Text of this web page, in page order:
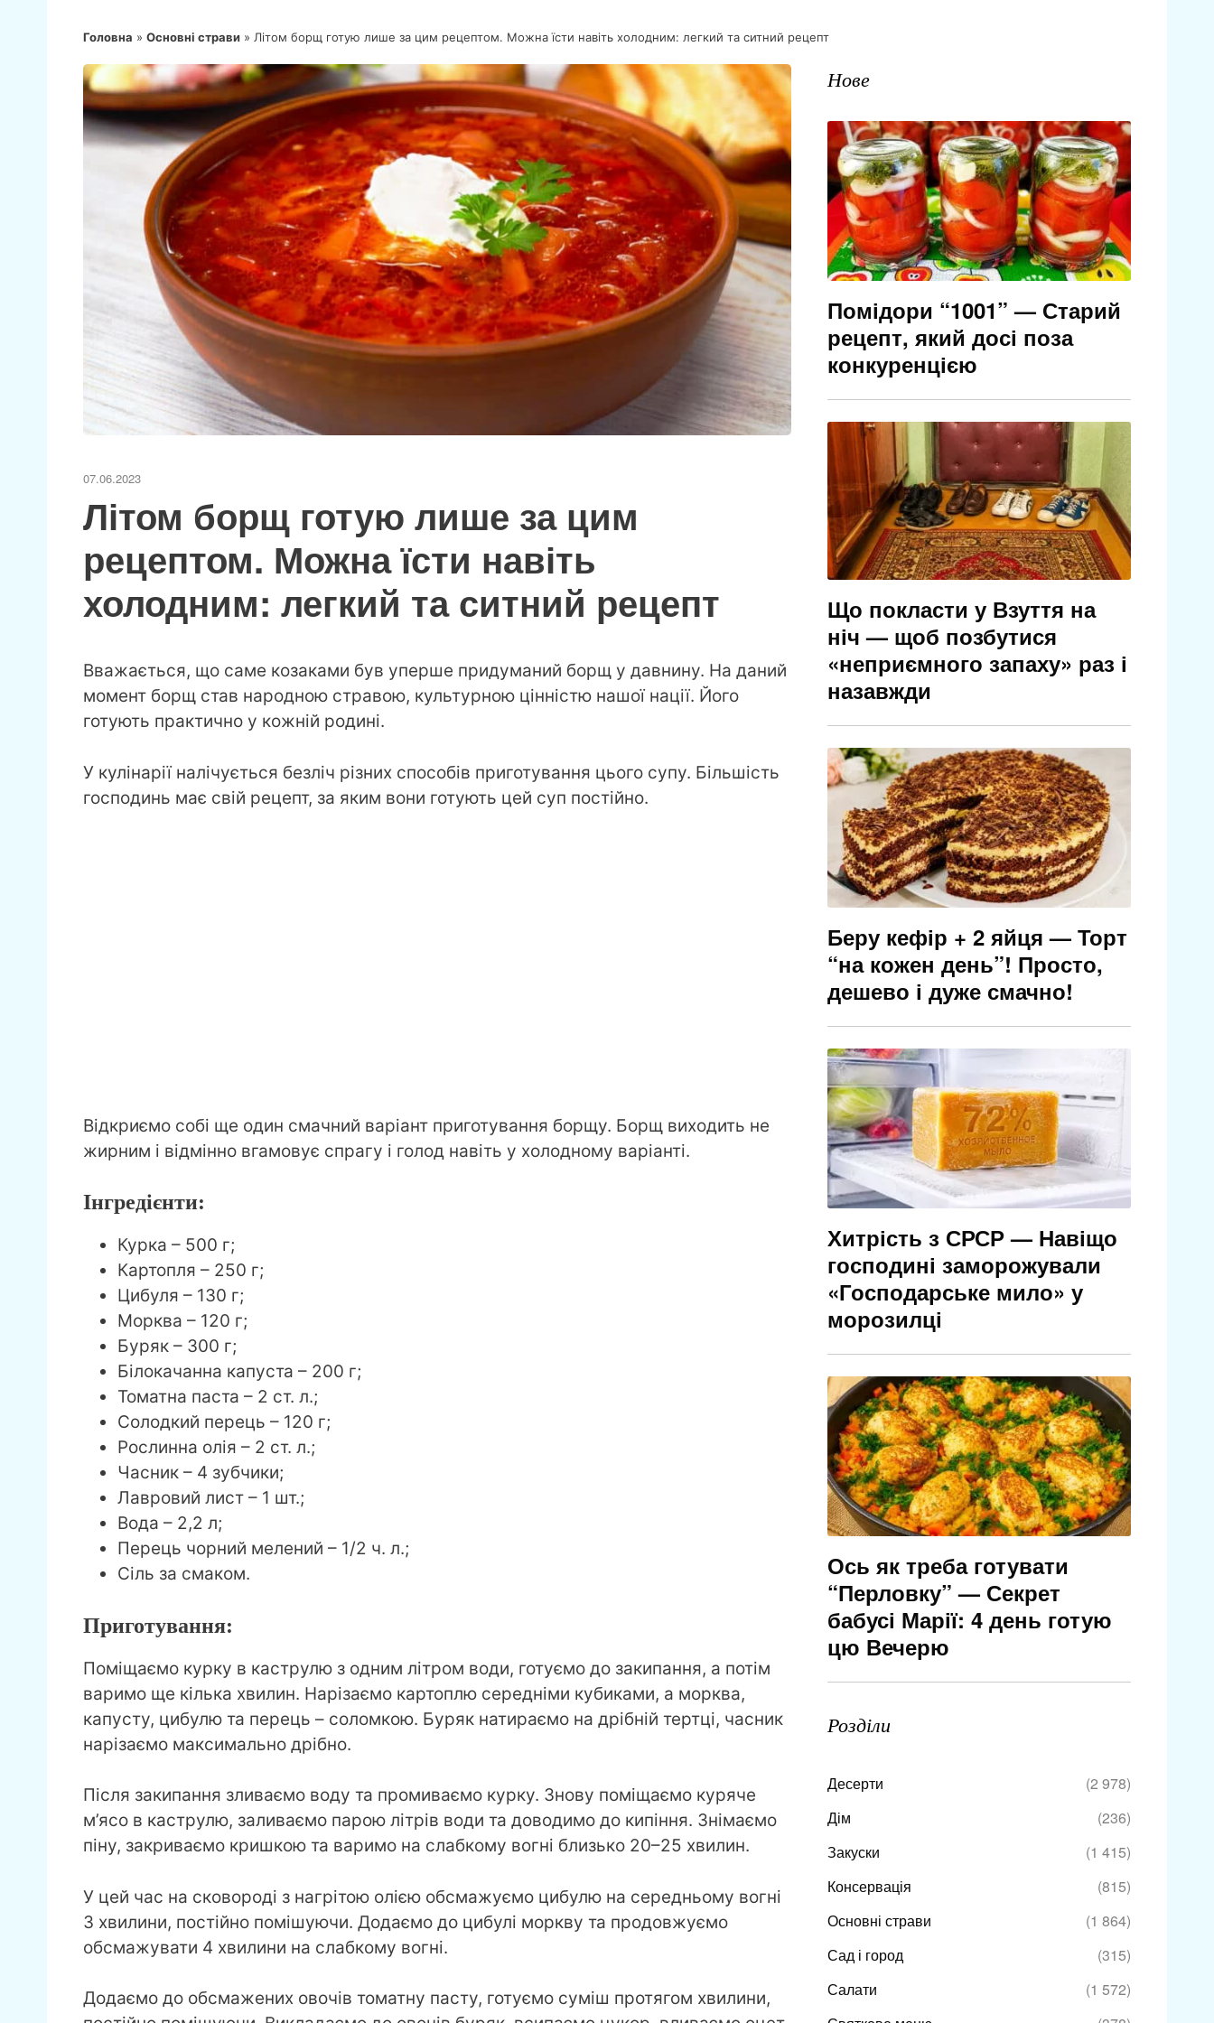
Головна » Основні страви » Літом борщ готую лише за цим рецептом. Можна їсти навіть холодним: легкий та ситний рецепт
07.06.2023
Літом борщ готую лише за цим
рецептом. Можна їсти навіть
холодним: легкий та ситний рецепт
Вважається, що саме козаками був уперше придуманий борщ у давнину. На даний
момент борщ став народною стравою, культурною цінністю нашої нації. Його
готують практично у кожній родині.
У кулінарії налічується безліч різних способів приготування цього супу. Більшість
господинь має свій рецепт, за яким вони готують цей суп постійно.
Відкриємо собі ще один смачний варіант приготування борщу. Борщ виходить не
жирним і відмінно вгамовує спрагу і голод навіть у холодному варіанті.
Інгредієнти:
Курка – 500 г;
Картопля – 250 г;
Цибуля – 130 г;
Морква – 120 г;
Буряк – 300 г;
Білокачанна капуста – 200 г;
Томатна паста – 2 ст. л.;
Солодкий перець – 120 г;
Рослинна олія – 2 ст. л.;
Часник – 4 зубчики;
Лавровий лист – 1 шт.;
Вода – 2,2 л;
Перець чорний мелений – 1/2 ч. л.;
Сіль за смаком.
Приготування:
Поміщаємо курку в каструлю з одним літром води, готуємо до закипання, а потім
варимо ще кілька хвилин. Нарізаємо картоплю середніми кубиками, а морква,
капусту, цибулю та перець – соломкою. Буряк натираємо на дрібній тертці, часник
нарізаємо максимально дрібно.
Після закипання зливаємо воду та промиваємо курку. Знову поміщаємо куряче
м’ясо в каструлю, заливаємо парою літрів води та доводимо до кипіння. Знімаємо
піну, закриваємо кришкою та варимо на слабкому вогні близько 20–25 хвилин.
У цей час на сковороді з нагрітою олією обсмажуємо цибулю на середньому вогні
3 хвилини, постійно помішуючи. Додаємо до цибулі моркву та продовжуємо
обсмажувати 4 хвилини на слабкому вогні.
Додаємо до обсмажених овочів томатну пасту, готуємо суміш протягом хвилини,
Нове
Помідори “1001” — Старий
рецепт, який досі поза
конкуренцією
Що покласти у Взуття на
ніч — щоб позбутися
«неприємного запаху» раз і
назавжди
Беру кефір + 2 яйця — Торт
“на кожен день”! Просто,
дешево і дуже смачно!
Хитрість з СРСР — Навіщо
господині заморожували
«Господарське мило» у
морозилці
Ось як треба готувати
“Перловку” — Секрет
бабусі Марії: 4 день готую
цю Вечерю
Розділи
Десерти
(2 978)
Дім
(236)
Закуски
(1 415)
Консервація
(815)
Основні страви
(1 864)
Сад і город
(315)
Салати
(1 572)